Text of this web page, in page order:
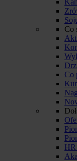
Co
Co
HR